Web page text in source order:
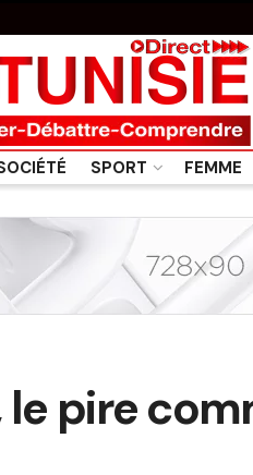
SPORT FEMME
pire